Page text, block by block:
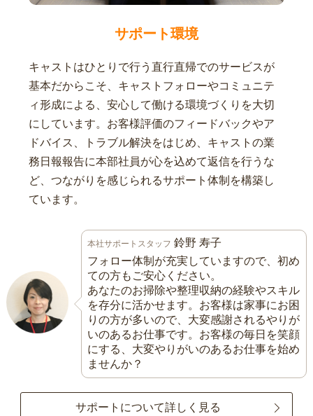
サポート環境
キャストはひとりで行う直行直帰でのサービスが
基本だからこそ、キャストフォローやコミュニテ
ィ形成による、安心して働ける環境づくりを大切
にしています。お客様評価のフィードバックやア
ドバイス、トラブル解決をはじめ、キャストの業
務日報報告に本部社員が心を込めて返信を行うな
ど、つながりを感じられるサポート体制を構築し
ています。
本社サポートスタッフ 鈴野 寿子
フォロー体制が充実していますので、初め
ての方もご安心ください。
あなたのお掃除や整理収納の経験やスキル
を存分に活かせます。お客様は家事にお困
りの方が多いので、大変感謝されるやりが
いのあるお仕事です。お客様の毎日を笑顔
にする、大変やりがいのあるお仕事を始め
ませんか？
サポートについて詳しく見る